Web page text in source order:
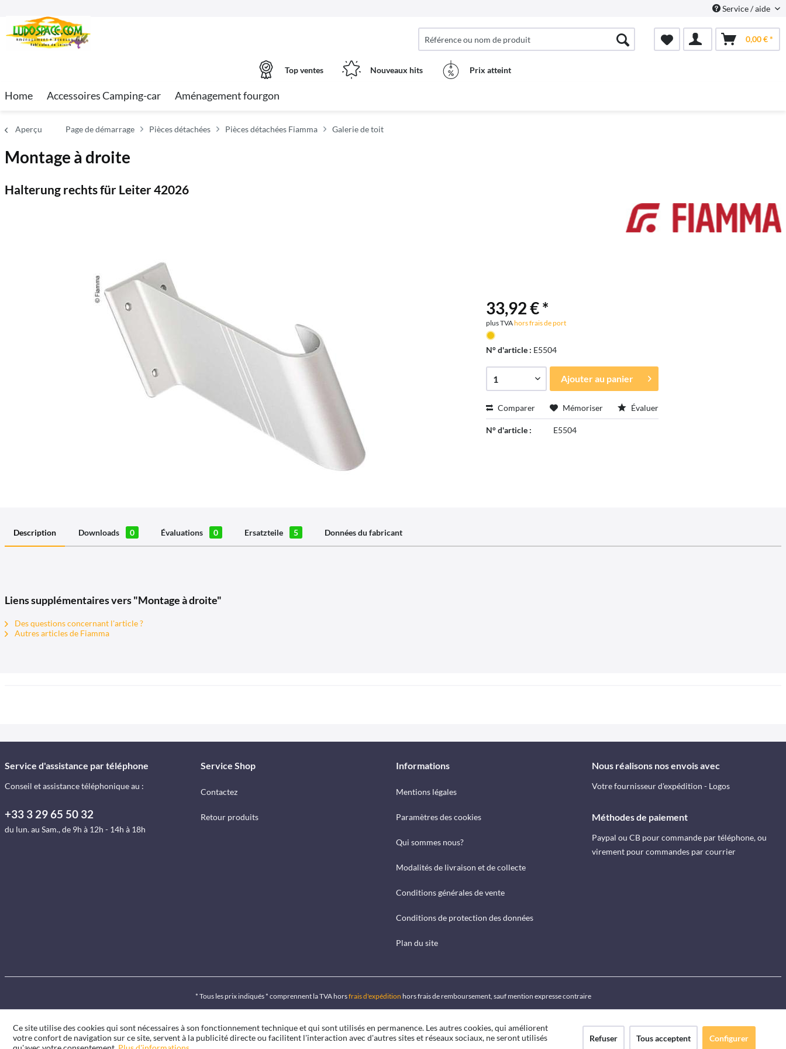
Service / aide
0,00 € *
Top ventes Nouveaux hits Prix ​​atteint
Home Accessoires Camping-car Aménagement fourgon
Aperçu Page de démarrage Pièces détachées Pièces détachées Fiamma Galerie de toit
Montage à droite
Halterung rechts für Leiter 42026
33,92 € *
plus TVAhors frais de port
N° d'article : E5504
Ajouter au panier
Comparer Mémoriser Évaluer
N° d'article : E5504
Description Downloads 0 Évaluations 0 Ersatzteile 5 Données du fabricant
Liens supplémentaires vers "Montage à droite"
Des questions concernant l'article ?
Autres articles de Fiamma
Service d'assistance par téléphone
Conseil et assistance téléphonique au :
+33 3 29 65 50 32
du lun. au Sam., de 9h à 12h - 14h à 18h
Service Shop
Contactez
Retour produits
Informations
Mentions légales
Paramètres des cookies
Qui sommes nous?
Modalités de livraison et de collecte
Conditions générales de vente
Conditions de protection des données
Plan du site
Nous réalisons nos envois avec
Votre fournisseur d'expédition - Logos
Méthodes de paiement
Paypal ou CB pour commande par téléphone, ou
virement pour commandes par courrier
* Tous les prix indiqués * comprennent la TVA horsfrais d'expédition hors frais de remboursement, sauf mention expresse contraire
Ce site utilise des cookies qui sont nécessaires à son fonctionnement technique et qui sont utilisés en permanence. Les autres cookies, qui améliorent
votre confort de navigation sur ce site, servent à la publicité directe ou facilitent l'interaction avec d'autres sites et réseaux sociaux, ne seront utilisés
Refuser Tous acceptent Configurer